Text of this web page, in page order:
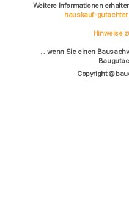
Weitere Informationen
hauskauf-
Hinweise
... wenn Sie einen
Copyright ©